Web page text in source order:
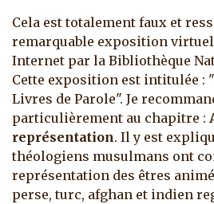
Cela est totalement faux et
remarquable exposition
Internet par la Bibliothèque
Cette exposition est intitulée :
Livres de Parole". Je
particulièrement au chapitre :
représentation. Il y est
théologiens musulmans ont
représentation des êtres
perse, turc, afghan et indien